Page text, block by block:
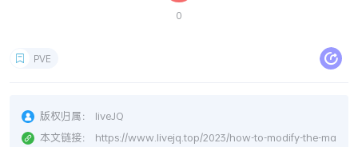
0
PVE
版权归属：
liveJQ
本文链接：
https://www.livejq.top/2023/how-to-modify-the-ma